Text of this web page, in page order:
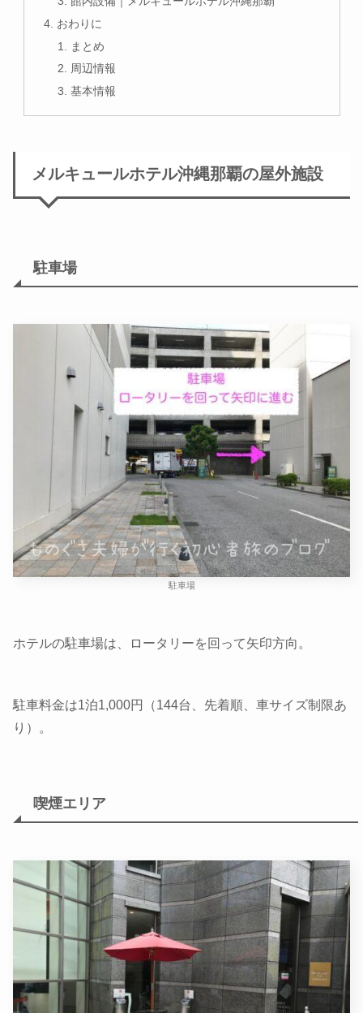
おわりに
まとめ
周辺情報
基本情報
メルキュールホテル沖縄那覇の屋外施設
駐車場
駐車場
ホテルの駐車場は、ロータリーを回って矢印方向。
駐車料金は1泊1,000円（144台、先着順、車サイズ制限あ
り）。
喫煙エリア